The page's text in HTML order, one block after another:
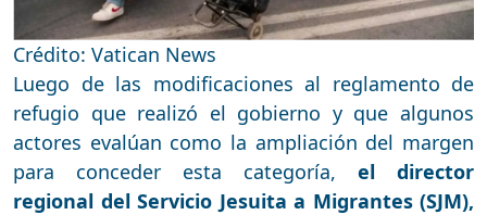
Crédito: Vatican News
Luego de las modificaciones al reglamento de
refugio que realizó el gobierno y que algunos
actores evalúan como la ampliación del margen
para conceder esta categoría, el director
regional del Servicio Jesuita a Migrantes (SJM),